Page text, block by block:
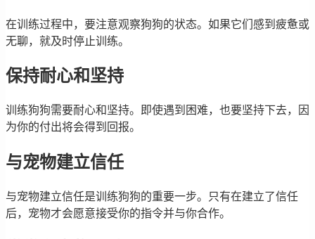
在训练过程中，要注意观察狗狗的状态。如果它们感到疲惫或
无聊，就及时停止训练。
保持耐心和坚持
训练狗狗需要耐心和坚持。即使遇到困难，也要坚持下去，因
为你的付出将会得到回报。
与宠物建立信任
与宠物建立信任是训练狗狗的重要一步。只有在建立了信任
后，宠物才会愿意接受你的指令并与你合作。